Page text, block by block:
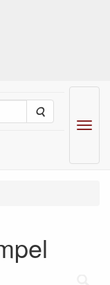
Zoeken
Menu